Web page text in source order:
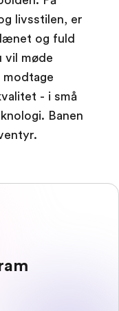
livsstilen, er
og fuld
vil møde
- i små
Banen